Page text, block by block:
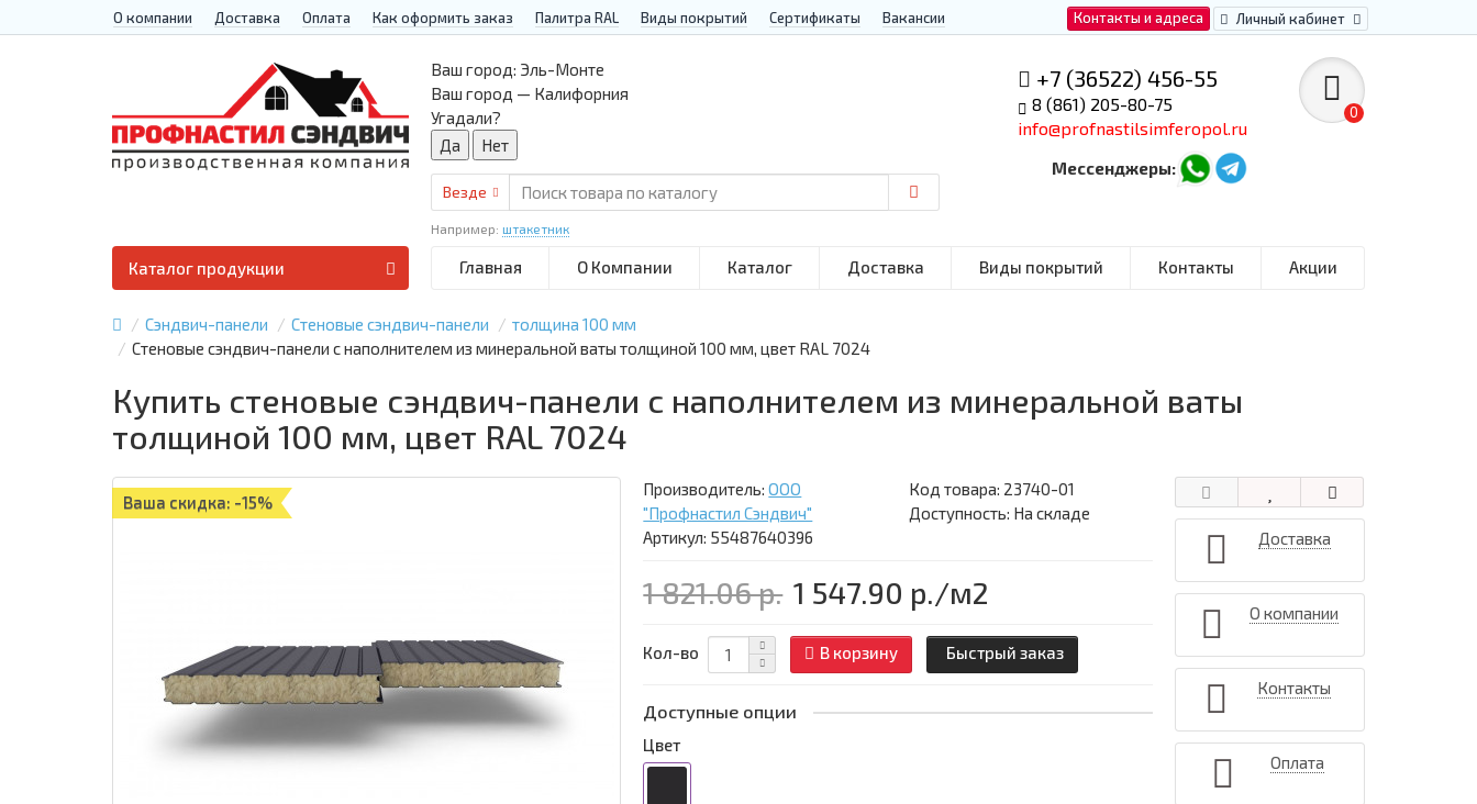
Контакты и адреса Личный кабинет
О компании Доставка Оплата Как оформить заказ Палитра RAL Виды покрытий Сертификаты Вакансии
+7 (36522) 456-55
8 (861) 205-80-75
info@profnastilsimferopol.ru
Мессенджеры:
0
Ваш город: Эль-Монте
Ваш город — Калифорния
Угадали?
Везде
Например: штакетник
Главная О Компании Каталог Доставка Виды покрытий Контакты Акции
Каталог продукции
Сэндвич-панели Стеновые сэндвич-панели
толщина 100 мм
Стеновые сэндвич-панели с наполнителем из минеральной ваты толщиной 100 мм, цвет RAL 7024
Купить стеновые сэндвич-панели с наполнителем из минеральной ваты
толщиной 100 мм, цвет RAL 7024
Ваша скидка: -15%
Производитель:ООО
"Профнастил Сэндвич"
Код товара: 23740-01
Доступность: На складе
Артикул: 55487640396
1 821.06 р. 1 547.90 р./м2
Кол-во В корзину Быстрый заказ
Доступные опции
Цвет
Доставка
О компании
Контакты
Оплата